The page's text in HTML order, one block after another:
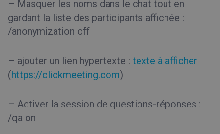
– Masquer les noms dans le chat tout en
gardant la liste des participants affichée :
/anonymization off
– ajouter un lien hypertexte : texte à afficher
(https://clickmeeting.com)
– Activer la session de questions-réponses :
/qa on